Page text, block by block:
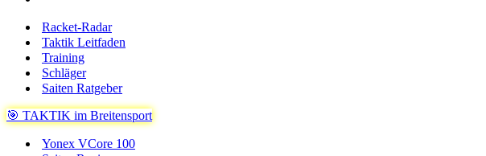
Racket-Radar
Taktik Leitfaden
Training
Schläger
Saiten Ratgeber
🎯 TAKTIK im Breitensport
Yonex VCore 100